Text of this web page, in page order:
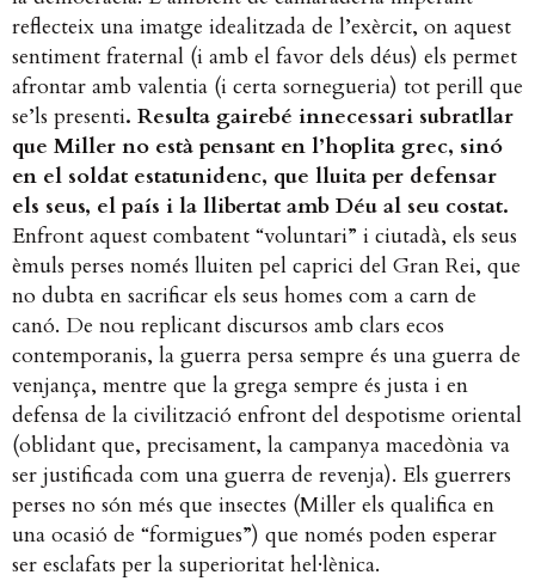
reflecteix una imatge idealitzada de l’exèrcit, on aquest
sentiment fraternal (i amb el favor dels déus) els permet
afrontar amb valentia (i certa sornegueria) tot perill que
se’ls presenti. Resulta gairebé innecessari subratllar
que Miller no està pensant en l’hoplita grec, sinó
en el soldat estatunidenc, que lluita per defensar
els seus, el país i la llibertat amb Déu al seu costat.
Enfront aquest combatent “voluntari” i ciutadà, els seus
èmuls perses només lluiten pel caprici del Gran Rei, que
no dubta en sacrificar els seus homes com a carn de
canó. De nou replicant discursos amb clars ecos
contemporanis, la guerra persa sempre és una guerra de
venjança, mentre que la grega sempre és justa i en
defensa de la civilització enfront del despotisme oriental
(oblidant que, precisament, la campanya macedònia va
ser justificada com una guerra de revenja). Els guerrers
perses no són més que insectes (Miller els qualifica en
una ocasió de “formigues”) que només poden esperar
ser esclafats per la superioritat hel·lènica.